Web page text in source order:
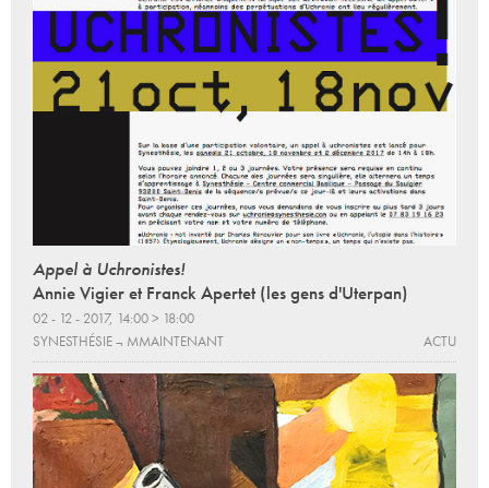
Appel à Uchronistes!
Annie Vigier et Franck Apertet (les gens d'Uterpan)
02 - 12 - 2017, 14:00 > 18:00
SYNESTHÉSIE ¬ MMAINTENANT
ACTU